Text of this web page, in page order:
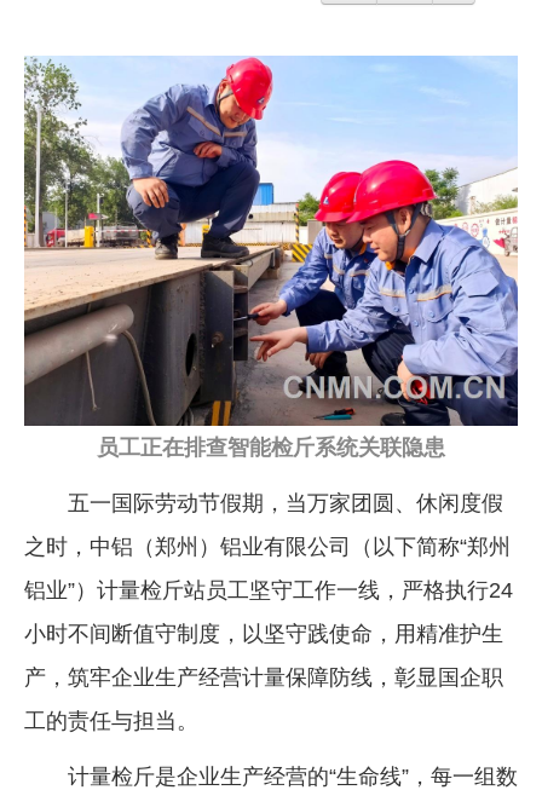
党建工作
企业文化
《资源再生》杂志
行情报价
数字报
员工正在排查智能检斤系统关联隐患
五一国际劳动节假期，当万家团圆、休闲度假
之时，中铝（郑州）铝业有限公司（以下简称“郑州
铝业”）计量检斤站员工坚守工作一线，严格执行24
小时不间断值守制度，以坚守践使命，用精准护生
产，筑牢企业生产经营计量保障防线，彰显国企职
工的责任与担当。
计量检斤是企业生产经营的“生命线”，每一组数